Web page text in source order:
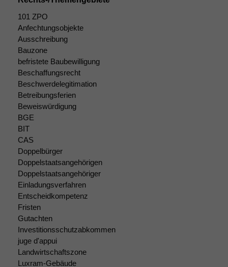
101 ZPO
Anfechtungsobjekte
Ausschreibung
Bauzone
befristete Baubewilligung
Beschaffungsrecht
Beschwerdelegitimation
Betreibungsferien
Beweiswürdigung
BGE
BIT
CAS
Doppelbürger
Doppelstaatsangehörigen
Doppelstaatsangehöriger
Einladungsverfahren
Entscheidkompetenz
Fristen
Gutachten
Investitionsschutzabkommen
juge d'appui
Landwirtschaftszone
Luxram-Gebäude